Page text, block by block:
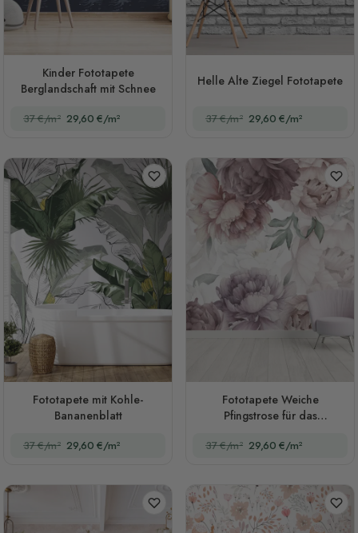
Kinder Fototapete
Berglandschaft mit Schnee
37 €/m² 29,60 €/m²
Helle Alte Ziegel Fototapete
37 €/m² 29,60 €/m²
Fototapete mit Kohle-
Bananenblatt
37 €/m² 29,60 €/m²
Fototapete Weiche
Pfingstrose für das
37 €/m² 29,60 €/m²